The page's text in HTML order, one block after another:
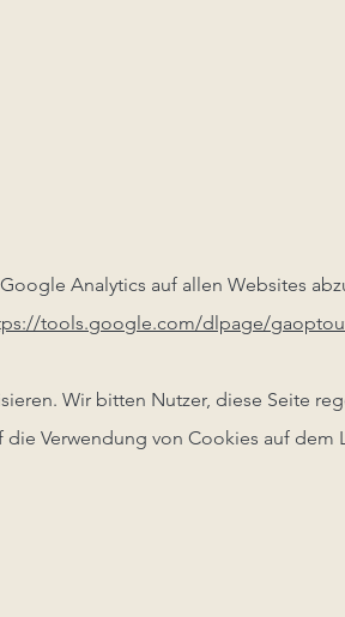
Analytics auf allen Websites
tools.google.com/dlpage/
Wir bitten Nutzer, diese Seite
Verwendung von Cookies auf dem